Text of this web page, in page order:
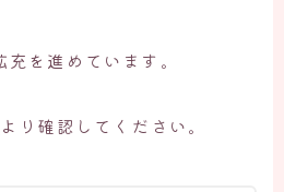
を進めています。
より確認してください。